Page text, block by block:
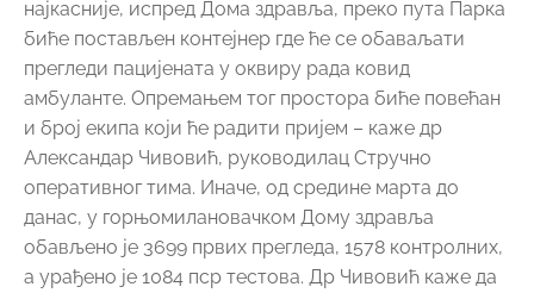
најкасније, испред Дома здравља, преко пута Парка
биће постављен контејнер где ће се обаваљати
прегледи пацијената у оквиру рада ковид
амбуланте. Опремањем тог простора биће повећан
и број екипа који ће радити пријем – каже др
Александар Чивовић, руководилац Стручно
оперативног тима. Иначе, од средине марта до
данас, у горњомилановачком Дому здравља
обављено је 3699 првих прегледа, 1578 контролних,
а урађено је 1084 пср тестова. Др Чивовић каже да